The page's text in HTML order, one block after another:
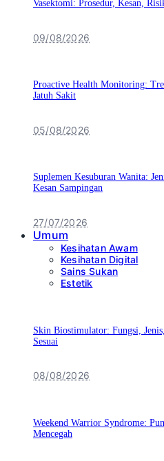
Vasektomi: Prosedur, Kesan,
09/08/2026
Proactive Health Monitoring:
Jatuh Sakit
05/08/2026
Suplemen Kesuburan Wanita:
Kesan Sampingan
27/07/2026
Umum
Kesihatan Awam
Kesihatan Digital
Sains Sukan
Estetik
Skin Biostimulator: Fungsi,
Sesuai
08/08/2026
Weekend Warrior Syndrome:
Mencegah